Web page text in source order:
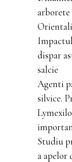
Orientali
dispar
salcie
Agenti
silvice.
Studiu
a apelor